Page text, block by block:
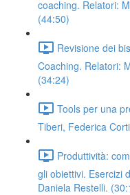
coaching. Relatori:
(44:50)
Revisione dei
Coaching. Relatori:
(34:24)
Tools per una
Tiberi, Federica
Produttività:
gli obiettivi. Esercizi
Daniela Restelli.